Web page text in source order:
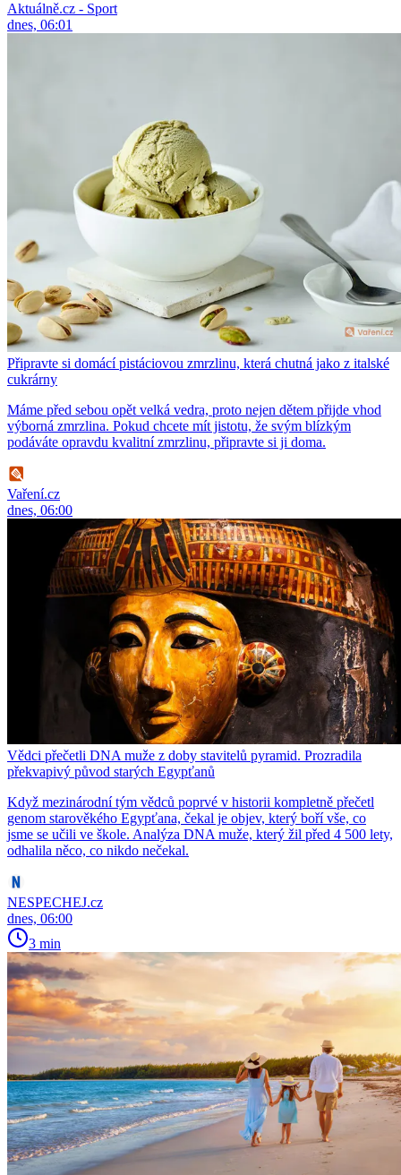
Aktuálně.cz - Sport
dnes, 06:01
Připravte si domácí pistáciovou zmrzlinu, která chutná jako z italské
cukrárny
Máme před sebou opět velká vedra, proto nejen dětem přijde vhod
výborná zmrzlina. Pokud chcete mít jistotu, že svým blízkým
podáváte opravdu kvalitní zmrzlinu, připravte si ji doma.
Vaření.cz
dnes, 06:00
Vědci přečetli DNA muže z doby stavitelů pyramid. Prozradila
překvapivý původ starých Egypťanů
Když mezinárodní tým vědců poprvé v historii kompletně přečetl
genom starověkého Egypťana, čekal je objev, který boří vše, co
jsme se učili ve škole. Analýza DNA muže, který žil před 4 500 lety,
odhalila něco, co nikdo nečekal.
NESPECHEJ.cz
dnes, 06:00
3 min